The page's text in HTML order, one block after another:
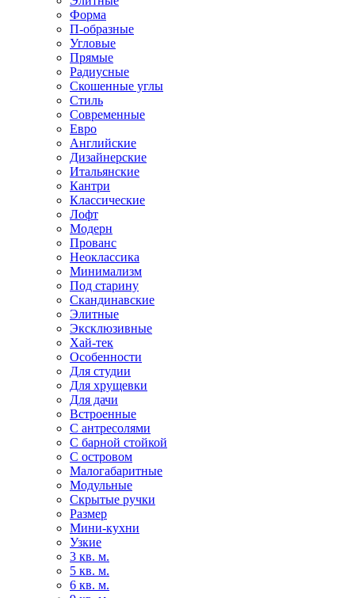
Форма
П-образные
Угловые
Прямые
Радиусные
Скошенные углы
Стиль
Современные
Евро
Английские
Дизайнерские
Итальянские
Кантри
Классические
Лофт
Модерн
Прованс
Неоклассика
Минимализм
Под старину
Скандинавские
Элитные
Эксклюзивные
Хай-тек
Особенности
Для студии
Для хрущевки
Для дачи
Встроенные
С антресолями
С барной стойкой
С островом
Малогабаритные
Модульные
Скрытые ручки
Размер
Мини-кухни
Узкие
3 кв. м.
5 кв. м.
6 кв. м.